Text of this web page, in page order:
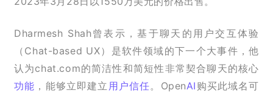
Dharmesh Shah曾表示，基于聊天的用户交互体验
（Chat-based UX）是软件领域的下一个大事件，他
认为chat.com的简洁性和简短性非常契合聊天的核心
功能 ，能够立即建立 用户信任。OpenAI 购买此域名可